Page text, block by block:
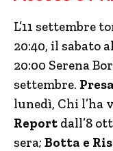
L’11 settembre
20:40, il sabato
20:00 Serena
settembre.
lunedì, Chi l’ha
Report dall’8
sera; Botta e